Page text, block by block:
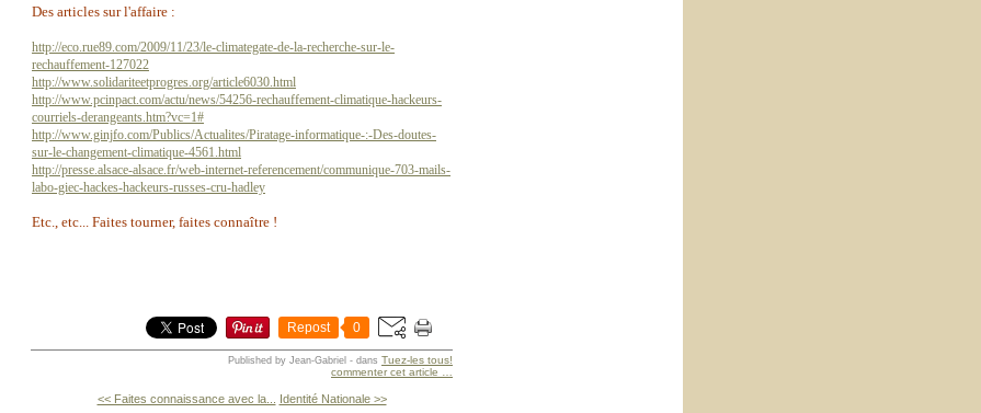
Des articles sur l'affaire :
http://eco.rue89.com/2009/11/23/le-climategate-de-la-recherche-sur-le-
rechauffement-127022
http://www.solidariteetprogres.org/article6030.html
http://www.pcinpact.com/actu/news/54256-rechauffement-climatique-hackeurs-
courriels-derangeants.htm?vc=1#
http://www.ginjfo.com/Publics/Actualites/Piratage-informatique-:-Des-doutes-
sur-le-changement-climatique-4561.html
http://presse.alsace-alsace.fr/web-internet-referencement/communique-703-mails-
labo-giec-hackes-hackeurs-russes-cru-hadley
Etc., etc... Faites tourner, faites connaître !
Repost 0
Published by Jean-Gabriel - dans Tuez-les tous!
commenter cet article
<< Faites connaissance avec la... Identité Nationale >>